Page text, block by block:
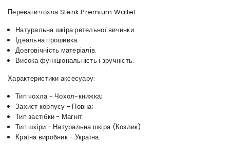
Переваги чохла Stenk Premium Wallet:
Натуральна шкіра ретельної вичинки.
Ідеальна прошивка.
Довговічність матеріалів.
Висока функціональність і зручність.
Характеристики аксесуару:
Тип чохла - Чохол-книжка;
Захист корпусу - Повна;
Тип застібки - Магніт.
Тип шкіри - Натуральна шкіра (Козлик).
Країна виробник - Україна.